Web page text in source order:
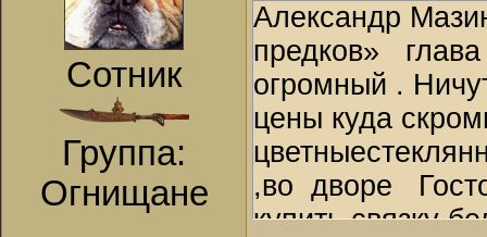
Сотник
Группа:
Огнищане
Александр
предков»
огромный .
цены куда
,во дворе
купить связку